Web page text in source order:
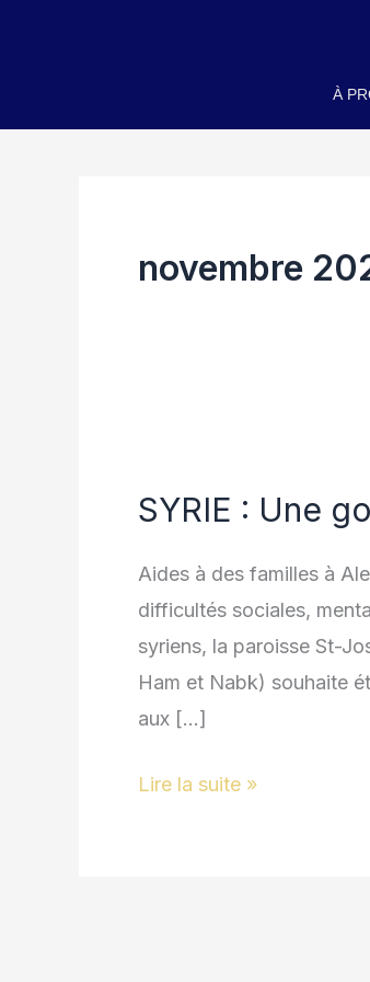
À
novembre
SYRIE : Une
Aides à des familles à
difficultés sociales,
syriens, la paroisse St-
Ham et Nabk) souhaite
aux […]
Une
dans
l’océan…
Lire la suite »